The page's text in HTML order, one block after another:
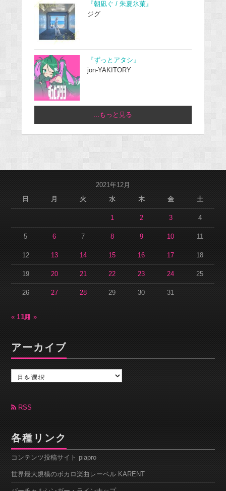
『朝凪ぐ / 朱夏氷菓』
ジグ
『ずっとアタシ』
jon-YAKITORY
...もっと見る
2021年12月
日
月 火 水 木 金 土
1 2 3 4
5 6 7 8 9 10 11
12 13 14 15 16 17 18
19 20 21 22 23 24 25
26 27 28 29 30 31
« 11月1月 »
アーカイブ
カ
ブ RSS
各種リンク
コンテンツ投稿サイト piapro
世界最大規模のボカロ楽曲レーベル KARENT